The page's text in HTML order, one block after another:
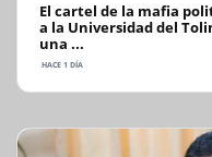
El cartel de la mafia
a la Universidad del
una ...
HACE 1 DÍA